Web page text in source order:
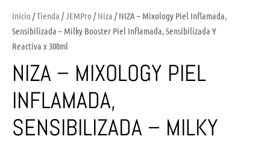
Inicio /Tienda /JEMPro /Niza / NIZA – Mixology Piel Inflamada,
Sensibilizada – Milky Booster Piel Inflamada, Sensibilizada Y
Reactiva x 300ml
NIZA – MIXOLOGY PIEL
INFLAMADA,
SENSIBILIZADA – MILKY